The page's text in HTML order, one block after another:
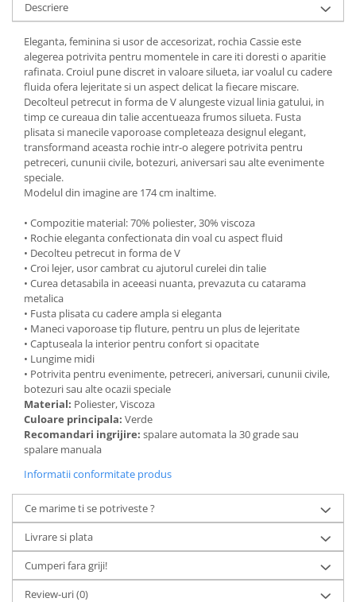
Descriere
Eleganta, feminina si usor de accesorizat, rochia Cassie este
alegerea potrivita pentru momentele in care iti doresti o aparitie
rafinata. Croiul pune discret in valoare silueta, iar voalul cu cadere
fluida ofera lejeritate si un aspect delicat la fiecare miscare.
Decolteul petrecut in forma de V alungeste vizual linia gatului, in
timp ce cureaua din talie accentueaza frumos silueta. Fusta
plisata si manecile vaporoase completeaza designul elegant,
transformand aceasta rochie intr-o alegere potrivita pentru
petreceri, cununii civile, botezuri, aniversari sau alte evenimente
speciale.
Modelul din imagine are 174 cm inaltime.
• Compozitie material: 70% poliester, 30% viscoza
• Rochie eleganta confectionata din voal cu aspect fluid
• Decolteu petrecut in forma de V
• Croi lejer, usor cambrat cu ajutorul curelei din talie
• Curea detasabila in aceeasi nuanta, prevazuta cu catarama
metalica
• Fusta plisata cu cadere ampla si eleganta
• Maneci vaporoase tip fluture, pentru un plus de lejeritate
• Captuseala la interior pentru confort si opacitate
• Lungime midi
• Potrivita pentru evenimente, petreceri, aniversari, cununii civile,
botezuri sau alte ocazii speciale
Material: Poliester, Viscoza
Culoare principala: Verde
Recomandari ingrijire: spalare automata la 30 grade sau
spalare manuala
Informatii conformitate produs
Ce marime ti se potriveste ?
Livrare si plata
Cumperi fara griji!
Review-uri(0)